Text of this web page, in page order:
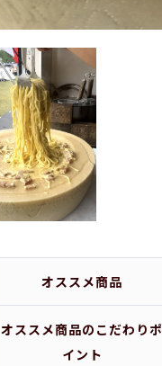
オススメ商品
オススメ商品のこだわりポ
イント